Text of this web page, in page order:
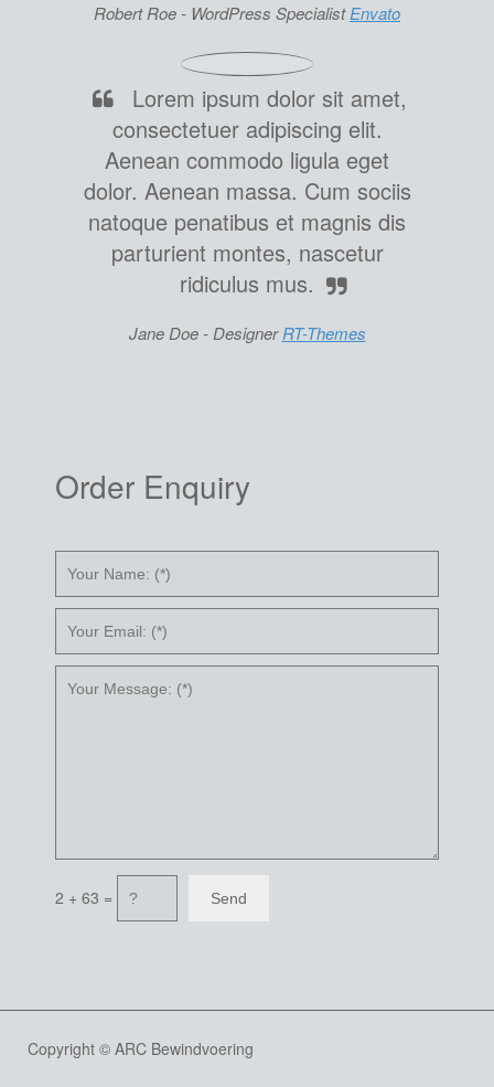
Robert Roe - WordPress Specialist Envato
Lorem ipsum dolor sit amet,
consectetuer adipiscing elit.
Aenean commodo ligula eget
dolor. Aenean massa. Cum sociis
natoque penatibus et magnis dis
parturient montes, nascetur
ridiculus mus.
Jane Doe - Designer RT-Themes
Order Enquiry
2 + 63 =
Copyright © ARC Bewindvoering